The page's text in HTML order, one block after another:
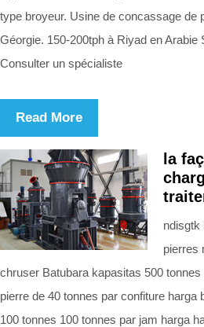
type broyeur. Usine de concassage de
Géorgie. 150-200tph à Riyad en Arabie
Consulter un spécialiste
Read More
la
ndisgtk
pierres
chruser Batubara kapasitas 500
pierre de 40 tonnes par confiture harga
100 tonnes 100 tonnes par jam harga